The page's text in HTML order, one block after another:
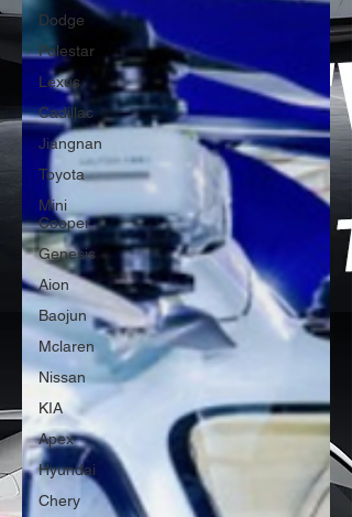
Dodge
Polestar
Lexus
Cadillac
Jiangnan
Toyota
Mini
Cooper
Genesis
Aion
Baojun
Mclaren
Nissan
KIA
Apex
Hyundai
Chery